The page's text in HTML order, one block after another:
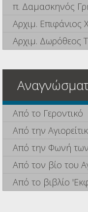
π. Δαμασκηνός
Αρχιμ. Επιφάνιος
Αρχιμ. Δωρόθεος
Από το Γεροντικό
Από την
Από την Φωνή
Από τον βίο του
Από το βιβλίο